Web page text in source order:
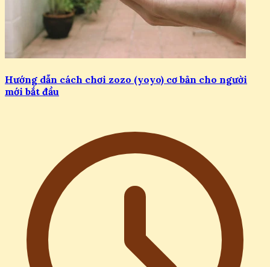
Hướng dẫn cách chơi zozo (yoyo) cơ bản cho người
mới bắt đầu